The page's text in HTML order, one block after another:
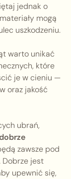
jednak o
mogą
uszkodzeniu.
warto unikać
które
je w cieniu —
oraz jakość
ubrań,
zawsze pod
Dobrze jest
upewnić się,